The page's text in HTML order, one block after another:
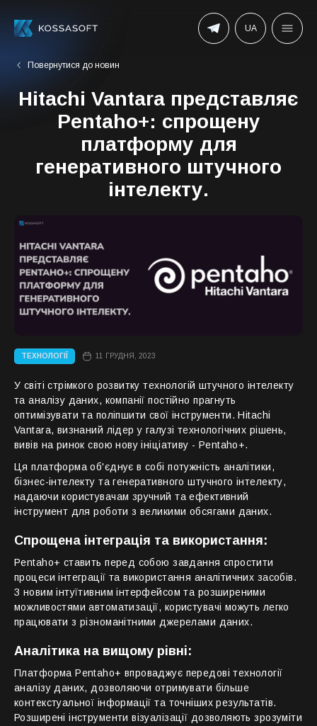
UA
Повернутися до новин
Hitachi Vantara представляє
Pentaho+: спрощену
платформу для
генеративного штучного
інтелекту.
ТЕХНОЛОГІЇ 11 ГРУДНЯ, 2023
У світі стрімкого розвитку технологій штучного інтелекту
та аналізу даних, компанії постійно прагнуть
оптимізувати та поліпшити свої інструменти. Hitachi
Vantara, визнаний лідер у галузі технологічних рішень,
вивів на ринок свою нову ініціативу - Pentaho+.
Ця платформа об'єднує в собі потужність аналітики,
бізнес-інтелекту та генеративного штучного інтелекту,
надаючи користувачам зручний та ефективний
інструмент для роботи з великими обсягами даних.
Спрощена інтеграція та використання:
Pentaho+ ставить перед собою завдання спростити
процеси інтеграції та використання аналітичних засобів.
З новим інтуїтивним інтерфейсом та розширеними
можливостями автоматизації, користувачі можуть легко
працювати з різноманітними джерелами даних.
Аналітика на вищому рівні:
Платформа Pentaho+ впроваджує передові технології
аналізу даних, дозволяючи отримувати більше
контекстуальної інформації та точніших результатів.
Розширені інструменти візуалізації дозволяють зрозуміти